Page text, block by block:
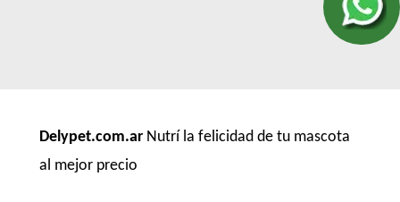
Delypet.com.ar Nutrí la felicidad de tu mascota
al mejor precio